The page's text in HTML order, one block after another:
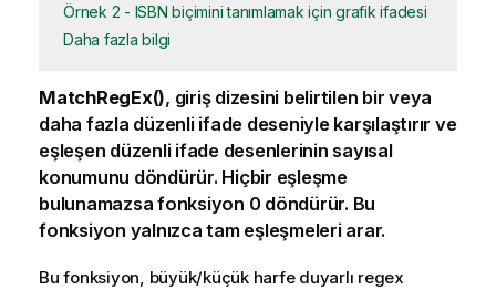
Örnek 2 - ISBN biçimini tanımlamak için grafik ifadesi
Daha fazla bilgi
MatchRegEx(), giriş dizesini belirtilen bir veya
daha fazla düzenli ifade deseniyle karşılaştırır ve
eşleşen düzenli ifade desenlerinin sayısal
konumunu döndürür. Hiçbir eşleşme
bulunamazsa fonksiyon 0 döndürür. Bu
fonksiyon yalnızca tam eşleşmeleri arar.
Bu fonksiyon, büyük/küçük harfe duyarlı regex